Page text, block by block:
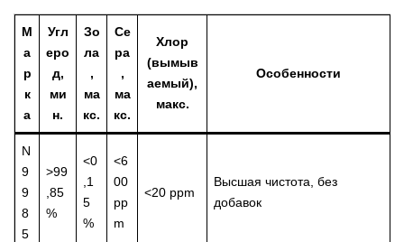
М
а
р
к
а
Угл
еро
д,
ми
н.
Зо
ла
,
ма
кс.
Се
ра
,
ма
кс.
Хлор
(вымыв
аемый),
макс.
Особенности
N
9
9
8
5
>99
,85
%
<0
,1
5
%
<6
00
pp
m
<20 ppm
Высшая чистота, без
добавок